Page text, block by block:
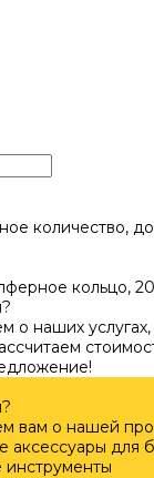
количество,
кольцо,
о наших услугах,
вам о нашей
аксессуары для
инструменты